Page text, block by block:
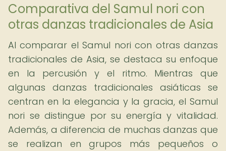
Comparativa del Samul nori con
otras danzas tradicionales de Asia
Al comparar el Samul nori con otras danzas
tradicionales de Asia, se destaca su enfoque
en la percusión y el ritmo. Mientras que
algunas danzas tradicionales asiáticas se
centran en la elegancia y la gracia, el Samul
nori se distingue por su energía y vitalidad.
Además, a diferencia de muchas danzas que
se realizan en grupos más pequeños o